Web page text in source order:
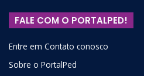
FALE COM O PORTALPED!
Entre em Contato conosco
Sobre o PortalPed